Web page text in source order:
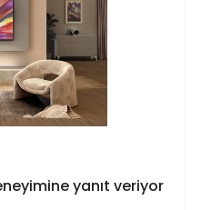
yanıt veriyor